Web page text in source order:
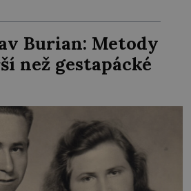
vodou. Za několik
skutečně ustane. Když o
hrobku […]
Burian: Metody
než gestapácké